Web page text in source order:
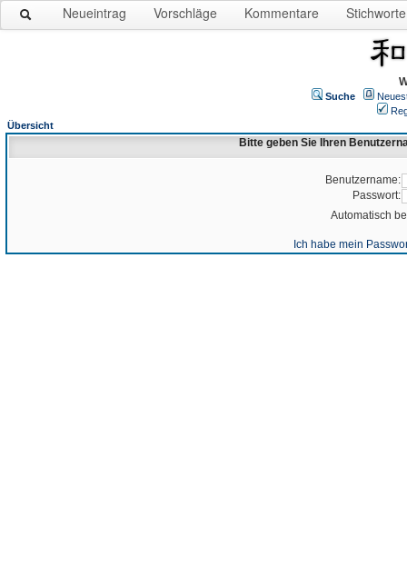
Neueintrag Vorschläge Kommentare Stichworte
Suche
Übersicht
Bitte geben Sie Ihren
Benutzername:
Passwort:
Automatisch
Ich habe mein